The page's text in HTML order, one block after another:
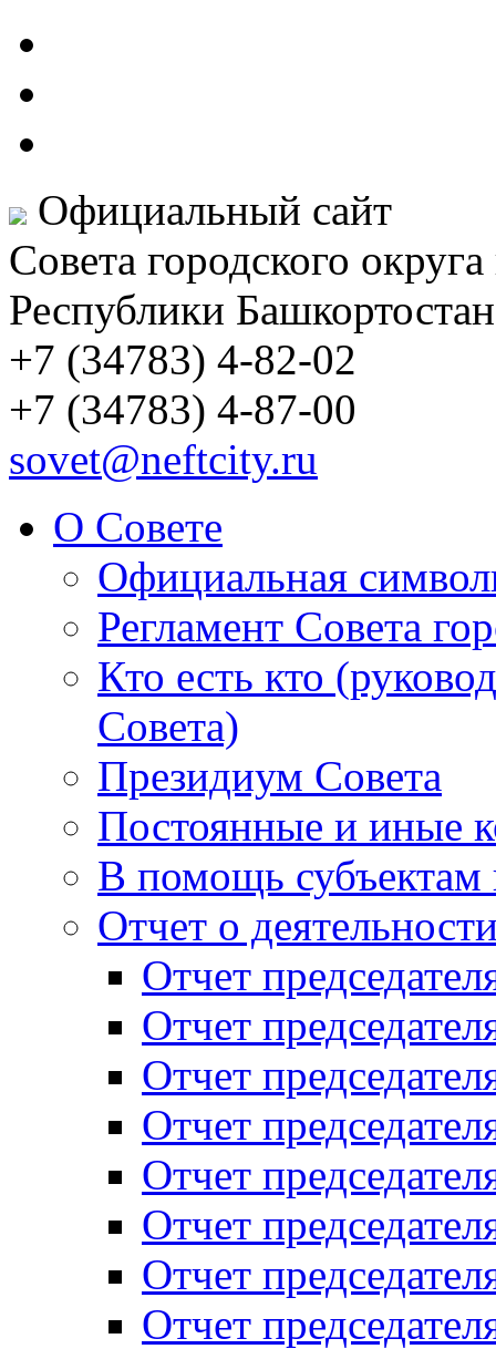
Официальный сайт
Совета городского
Республики Башкортостан
+7 (34783) 4-82-02
+7 (34783) 4-87-00
sovet@neftcity.ru
О Совете
Официальная
Регламент Совета
Кто есть кто
Совета)
Президиум Совета
Постоянные и иные
В помощь субъектам
Отчет о
Отчет
Отчет
Отчет
Отчет
Отчет
Отчет
Отчет
Отчет